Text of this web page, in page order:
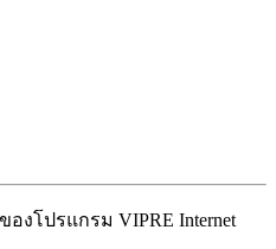
องโปรแกรม VIPRE Internet